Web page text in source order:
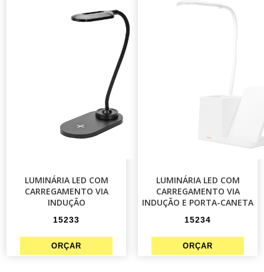
LUMINÁRIA LED COM
CARREGAMENTO VIA
INDUÇÃO
15233
LUMINÁRIA LED COM
CARREGAMENTO VIA
INDUÇÃO E PORTA-CANETA
15234